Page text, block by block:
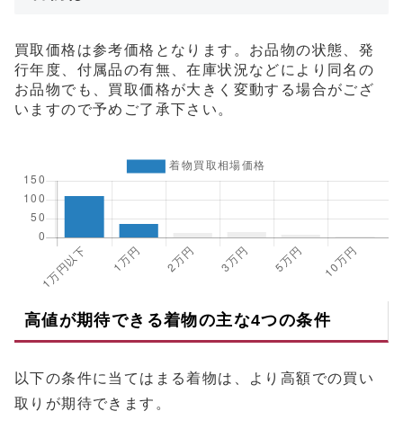
買取価格は参考価格となります。お品物の状態、発
行年度、付属品の有無、在庫状況などにより同名の
お品物でも、買取価格が大きく変動する場合がござ
いますので予めご了承下さい。
高値が期待できる着物の主な4つの条件
以下の条件に当てはまる着物は、より高額での買い
取りが期待できます。